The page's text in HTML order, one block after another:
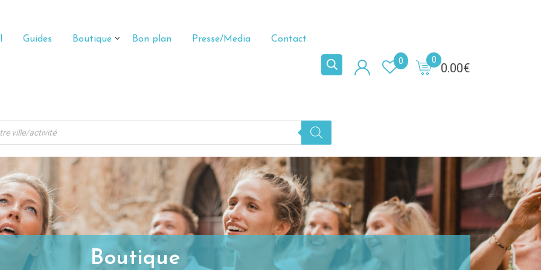
Guides Boutique Bon plan Presse/Media Contact
0.00€
0
0
Boutique